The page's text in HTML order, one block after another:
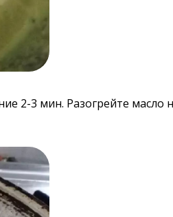
2-3 мин. Разогрейте